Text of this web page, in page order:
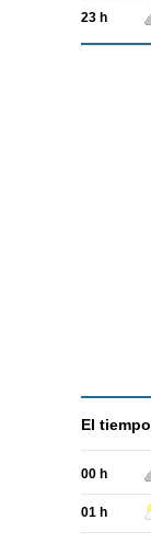
23 h
El tiempo
00 h
01 h